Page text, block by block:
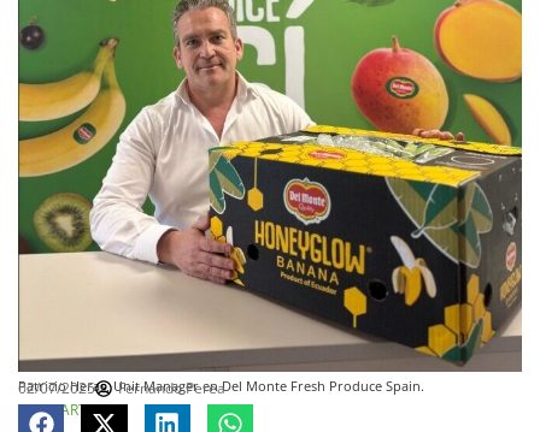
Patricio Heras, Unit Manager en Del Monte Fresh Produce Spain.
02/07/2025
Fernando Perea
COMPARTE